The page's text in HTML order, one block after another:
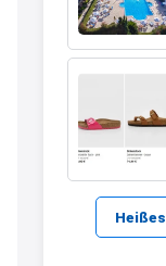
21:37
Kerstin
Bei
↩